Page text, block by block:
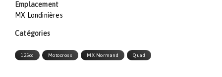
Emplacement
MX Londinières
Catégories
125cc Motocross MX Normand Quad